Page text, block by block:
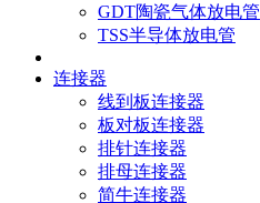
GDT陶瓷气体放电管
TSS半导体放电管
连接器
线到板连接器
板对板连接器
排针连接器
排母连接器
简牛连接器